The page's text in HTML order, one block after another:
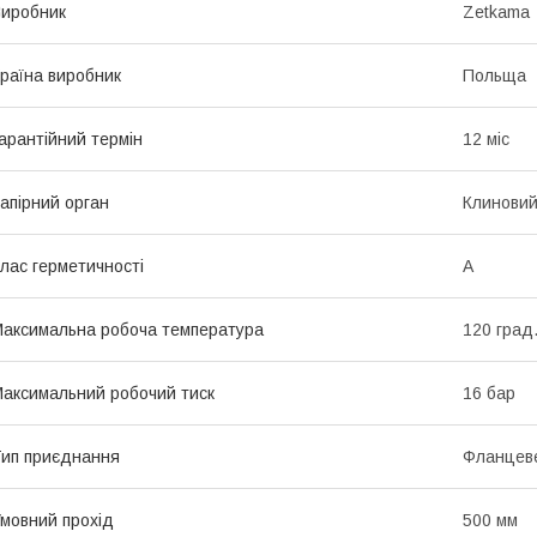
Zetkama
виробник Польща
термін 12 міс
орган Клиновий
герметичності А
робоча температура 120 град.
робочий тиск 16 бар
приєднання
прохід 500 мм